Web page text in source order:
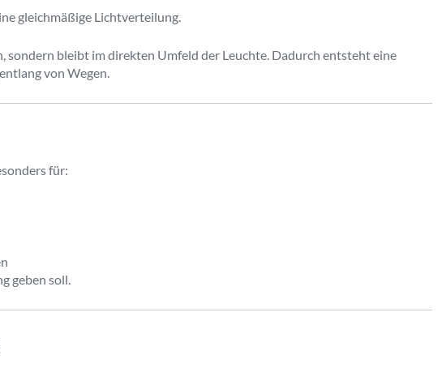
gleichmäßige Lichtverteilung.
sondern bleibt im direkten Umfeld der Leuchte. Dadurch entsteht eine
von Wegen.
für:
geben soll.